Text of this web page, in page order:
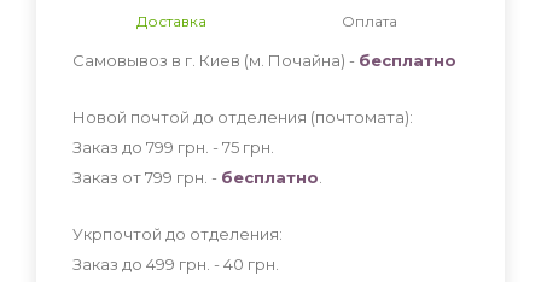
Доставка
Оплата
Самовывоз в г. Киев (м. Почайна) - бесплатно
Новой почтой до отделения (почтомата):
Заказ до 799 грн. - 75 грн
Заказ от 799 грн. - бесплатно
Укрпочтой до отделения:
Заказ до 499 грн. - 40 грн